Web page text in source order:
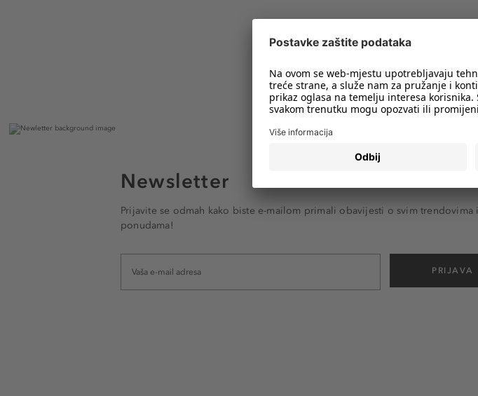
Newsletter
Prijavite se odmah kako biste e-mailom primali obavijesti o svim trendovima i
ponudama!
PRIJAVA